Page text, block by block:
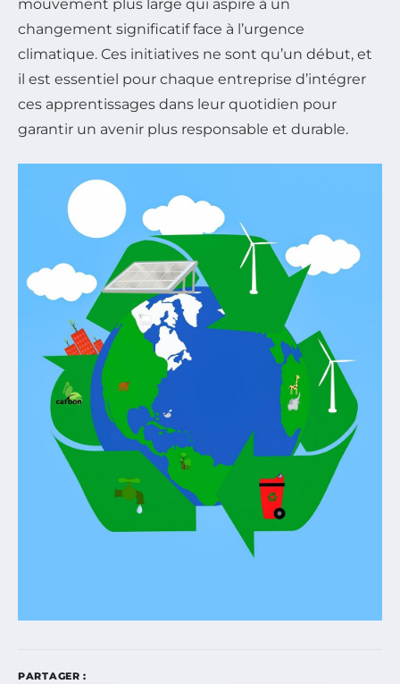
mouvement plus large qui aspire à un
changement significatif face à l’urgence
climatique. Ces initiatives ne sont qu’un début, et
il est essentiel pour chaque entreprise d’intégrer
ces apprentissages dans leur quotidien pour
garantir un avenir plus responsable et durable.
PARTAGER :